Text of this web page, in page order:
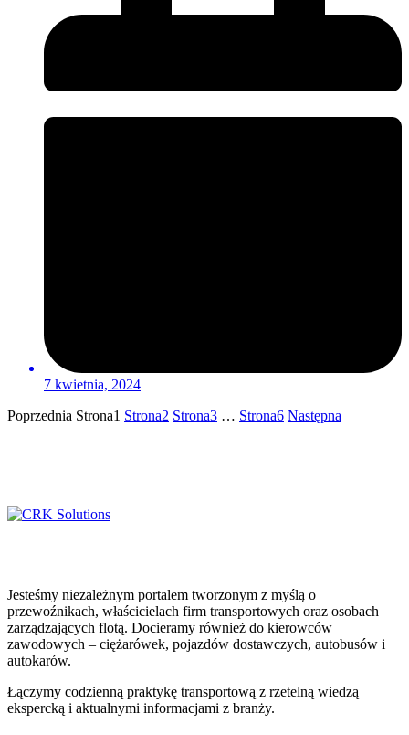
7 kwietnia, 2024
Poprzednia Strona1 Strona2 Strona3 … Strona6 Następna
Jesteśmy niezależnym portalem tworzonym z myślą o
przewoźnikach, właścicielach firm transportowych oraz osobach
zarządzających flotą. Docieramy również do kierowców
zawodowych – ciężarówek, pojazdów dostawczych, autobusów i
autokarów.
Łączymy codzienną praktykę transportową z rzetelną wiedzą
ekspercką i aktualnymi informacjami z branży.